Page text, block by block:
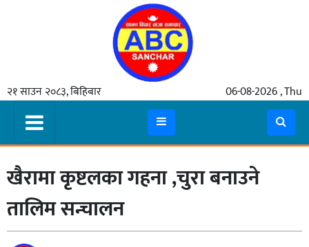
२१ साउन २०८३, बिहिबार 06-08-2026 , Thu
समाचार
मुख्य
समाचार
कुटनीती
अर्थ
रसरङ्ग
खैरामा कृष्टलका गहना ,चुरा बनाउने
तालिम सन्चालन